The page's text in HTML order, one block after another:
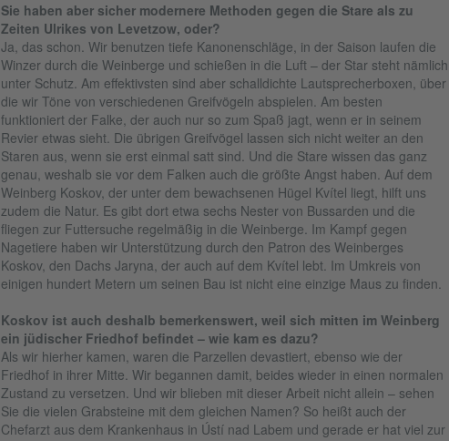
Sie haben aber sicher modernere Methoden gegen die Stare als zu
Zeiten Ulrikes von Levetzow, oder?
Ja, das schon. Wir benutzen tiefe Kanonenschläge, in der Saison laufen die
Winzer durch die Weinberge und schießen in die Luft – der Star steht nämlich
unter Schutz. Am effektivsten sind aber schalldichte Lautsprecherboxen, über
die wir Töne von verschiedenen Greifvögeln abspielen. Am besten
funktioniert der Falke, der auch nur so zum Spaß jagt, wenn er in seinem
Revier etwas sieht. Die übrigen Greifvögel lassen sich nicht weiter an den
Staren aus, wenn sie erst einmal satt sind. Und die Stare wissen das ganz
genau, weshalb sie vor dem Falken auch die größte Angst haben. Auf dem
Weinberg Koskov, der unter dem bewachsenen Hügel Kvítel liegt, hilft uns
zudem die Natur. Es gibt dort etwa sechs Nester von Bussarden und die
fliegen zur Futtersuche regelmäßig in die Weinberge. Im Kampf gegen
Nagetiere haben wir Unterstützung durch den Patron des Weinberges
Koskov, den Dachs Jaryna, der auch auf dem Kvítel lebt. Im Umkreis von
einigen hundert Metern um seinen Bau ist nicht eine einzige Maus zu finden.
Koskov ist auch deshalb bemerkenswert, weil sich mitten im Weinberg
ein jüdischer Friedhof befindet – wie kam es dazu?
Als wir hierher kamen, waren die Parzellen devastiert, ebenso wie der
Friedhof in ihrer Mitte. Wir begannen damit, beides wieder in einen normalen
Zustand zu versetzen. Und wir blieben mit dieser Arbeit nicht allein – sehen
Sie die vielen Grabsteine mit dem gleichen Namen? So heißt auch der
Chefarzt aus dem Krankenhaus in Ústí nad Labem und gerade er hat viel zur